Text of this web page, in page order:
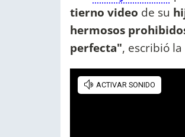
tierno video de su
hermosos
perfecta", escribió la